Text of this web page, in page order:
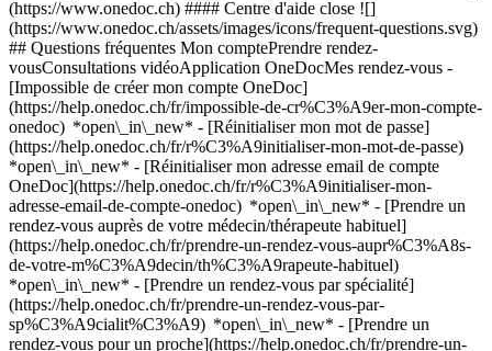
(https://www.onedoc.ch) #### Centre d'aide close ![]
(https://www.onedoc.ch/assets/images/icons/frequent-questions.svg)
## Questions fréquentes Mon comptePrendre rendez-
vousConsultations vidéoApplication OneDocMes rendez-vous -
[Impossible de créer mon compte OneDoc]
(https://help.onedoc.ch/fr/impossible-de-cr%C3%A9er-mon-compte-
onedoc) *open\_in\_new* - [Réinitialiser mon mot de passe]
(https://help.onedoc.ch/fr/r%C3%A9initialiser-mon-mot-de-passe)
*open\_in\_new* - [Réinitialiser mon adresse email de compte
OneDoc](https://help.onedoc.ch/fr/r%C3%A9initialiser-mon-
adresse-email-de-compte-onedoc) *open\_in\_new* - [Prendre un
rendez-vous auprès de votre médecin/thérapeute habituel]
(https://help.onedoc.ch/fr/prendre-un-rendez-vous-aupr%C3%A8s-
de-votre-m%C3%A9decin/th%C3%A9rapeute-habituel)
*open\_in\_new* - [Prendre un rendez-vous par spécialité]
(https://help.onedoc.ch/fr/prendre-un-rendez-vous-par-
sp%C3%A9cialit%C3%A9) *open\_in\_new* - [Prendre un
rendez-vous pour un proche](https://help.onedoc.ch/fr/prendre-un-